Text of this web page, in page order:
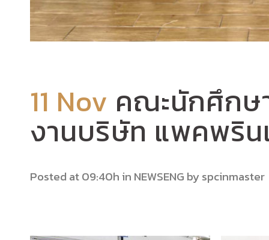
11 Nov คณะนักศึกษ
งานบริษัท แพคพริน
Posted at 09:40h in NEWSENG byspcinmaster